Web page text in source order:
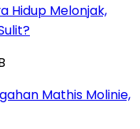
Hidup Melonjak,
Mathis Molinie,